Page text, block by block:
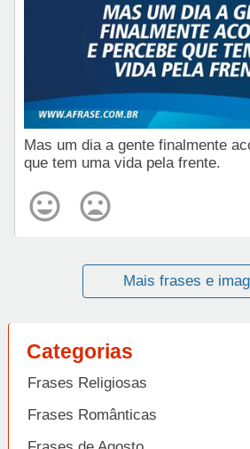
Mas um dia a gente finalmente
que tem uma vida pela frente.
Mais frases e
Categorias
Frases Religiosas
Frases Românticas